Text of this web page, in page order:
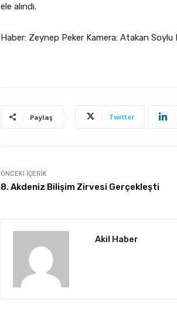
ele alındı.
Haber: Zeynep Peker Kamera: Atakan Soylu
Paylaş Twitter
ÖNCEKI İÇERIK
8. Akdeniz Bilişim Zirvesi Gerçekleşti
Akil Haber